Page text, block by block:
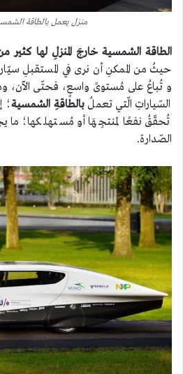
منزل يعمل بالطاقة
الطاقة الشمسية خارجَ المنزلِ لها كثير
حيثُ من الممكنِ أن نرى في المستقبلِ
و تُباعُ على مُستوىً واسعٍ، فحتّى الآن،
السّياراتِ الّتي تعملُ بالطاقةِ الشمسية؛
تُحقّقُ نفعًا لمنتجِهَا أو مُستهلكها؛ ما
الصّدارة.